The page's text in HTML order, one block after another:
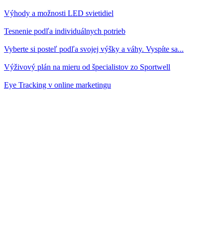
Výhody a možnosti LED svietidiel
Tesnenie podľa individuálnych potrieb
Vyberte si posteľ podľa svojej výšky a váhy. Vyspíte sa...
Výživový plán na mieru od špecialistov zo Sportwell
Eye Tracking v online marketingu